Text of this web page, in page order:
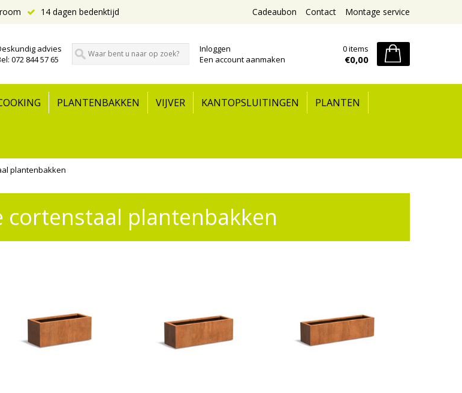
14 dagen bedenktijd Montage service
Contact
Cadeaubon
advies
072 844 57 65
Inloggen
Een account aanmaken
0 items
€0,00
PLANTENBAKKEN VIJVER KANTOPSLUITINGEN PLANTEN
plantenbakken
cortenstaal plantenbakken